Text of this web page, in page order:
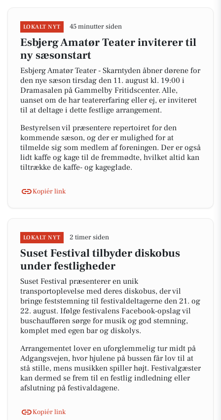
LOKALT NYT 45 minutter siden
Esbjerg Amatør Teater inviterer til
ny sæsonstart
Esbjerg Amatør Teater - Skarntyden åbner dørene for
den nye sæson tirsdag den 11. august kl. 19:00 i
Dramasalen på Gammelby Fritidscenter. Alle,
uanset om de har teatererfaring eller ej, er inviteret
til at deltage i dette festlige arrangement.
Bestyrelsen vil præsentere repertoiret for den
kommende sæson, og der er mulighed for at
tilmelde sig som medlem af foreningen. Der er også
lidt kaffe og kage til de fremmødte, hvilket altid kan
tiltrække de kaffe- og kageglade.
Kopiér link
LOKALT NYT 2 timer siden
Suset Festival tilbyder diskobus
under festligheder
Suset Festival præsenterer en unik
transportoplevelse med deres diskobus, der vil
bringe feststemning til festivaldeltagerne den 21. og
22. august. Ifølge festivalens Facebook-opslag vil
buschaufføren sørge for musik og god stemning,
komplet med egen bar og diskolys.
Arrangementet lover en uforglemmelig tur midt på
Adgangsvejen, hvor hjulene på bussen får lov til at
stå stille, mens musikken spiller højt. Festivalgæster
kan dermed se frem til en festlig indledning eller
afslutning på festivaldagene.
Kopiér link